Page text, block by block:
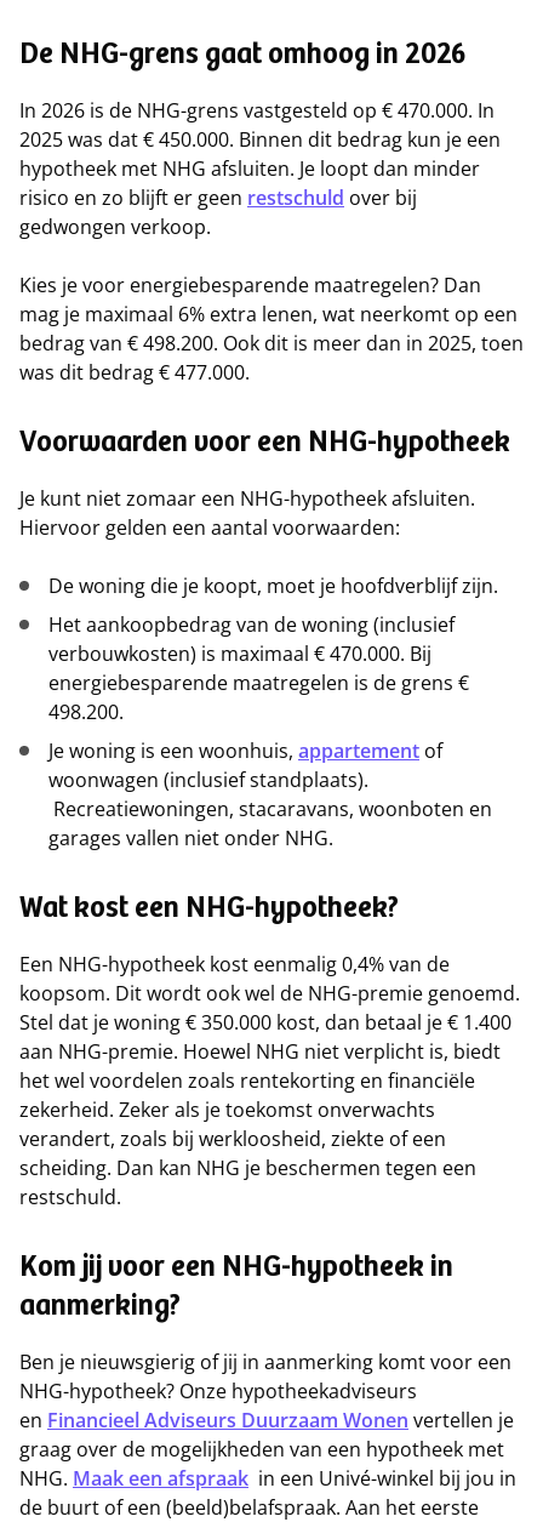
De NHG-grens gaat omhoog in 2026
In 2026 is de NHG-grens vastgesteld op € 470.000. In
2025 was dat € 450.000. Binnen dit bedrag kun je een
hypotheek met NHG afsluiten. Je loopt dan minder
risico en zo blijft er geen restschuld over bij
gedwongen verkoop.
Kies je voor energiebesparende maatregelen? Dan
mag je maximaal 6% extra lenen, wat neerkomt op een
bedrag van € 498.200. Ook dit is meer dan in 2025, toen
was dit bedrag € 477.000.
Voorwaarden voor een NHG-hypotheek
Je kunt niet zomaar een NHG-hypotheek afsluiten.
Hiervoor gelden een aantal voorwaarden:
De woning die je koopt, moet je hoofdverblijf zijn.
Het aankoopbedrag van de woning (inclusief
verbouwkosten) is maximaal € 470.000. Bij
energiebesparende maatregelen is de grens €
498.200.
Je woning is een woonhuis, appartement of
woonwagen (inclusief standplaats).
Recreatiewoningen, stacaravans, woonboten en
garages vallen niet onder NHG.
Wat kost een NHG-hypotheek?
Een NHG-hypotheek kost eenmalig 0,4% van de
koopsom. Dit wordt ook wel de NHG-premie genoemd.
Stel dat je woning € 350.000 kost, dan betaal je € 1.400
aan NHG-premie. Hoewel NHG niet verplicht is, biedt
het wel voordelen zoals rentekorting en financiële
zekerheid. Zeker als je toekomst onverwachts
verandert, zoals bij werkloosheid, ziekte of een
scheiding. Dan kan NHG je beschermen tegen een
restschuld.
Kom jij voor een NHG-hypotheek in
aanmerking?
Ben je nieuwsgierig of jij in aanmerking komt voor een
NHG-hypotheek? Onze hypotheekadviseurs
en Financieel Adviseurs Duurzaam Wonen vertellen je
graag over de mogelijkheden van een hypotheek met
NHG. Maak een afspraak in een Univé-winkel bij jou in
de buurt of een (beeld)belafspraak. Aan het eerste